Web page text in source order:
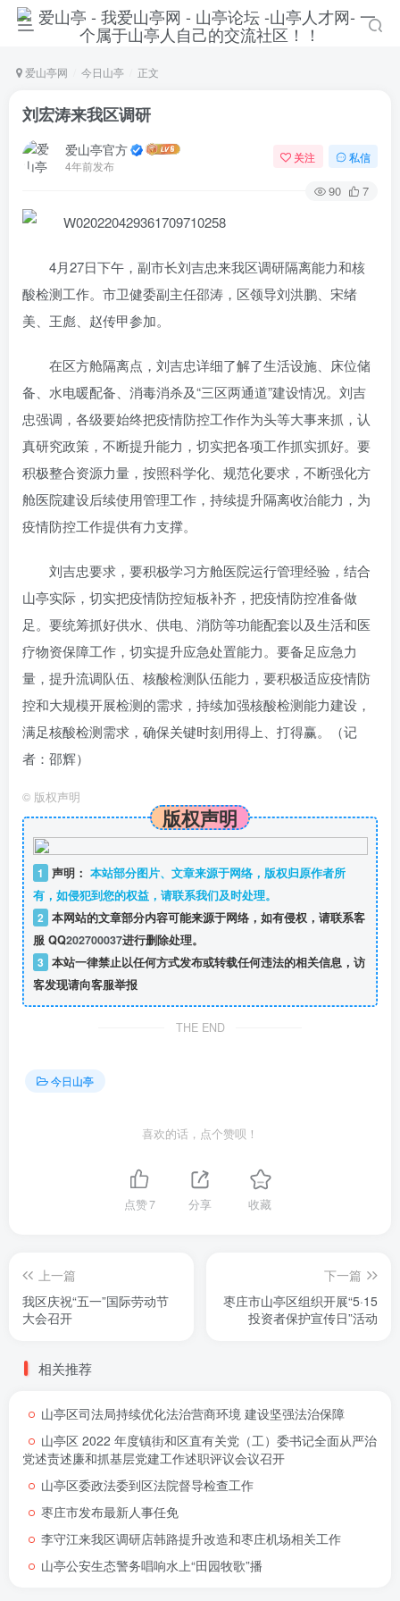
爱山亭网 今日山亭 正文
刘宏涛来我区调研
爱山亭官方
4年前发布
关注 私信
90 7
4月27日下午，副市长刘吉忠来我区调研隔离能力和核
酸检测工作。市卫健委副主任邵涛，区领导刘洪鹏、宋绪
美、王彪、赵传甲参加。
在区方舱隔离点，刘吉忠详细了解了生活设施、床位储
备、水电暖配备、消毒消杀及“三区两通道”建设情况。刘吉
忠强调，各级要始终把疫情防控工作作为头等大事来抓，认
真研究政策，不断提升能力，切实把各项工作抓实抓好。要
积极整合资源力量，按照科学化、规范化要求，不断强化方
舱医院建设后续使用管理工作，持续提升隔离收治能力，为
疫情防控工作提供有力支撑。
刘吉忠要求，要积极学习方舱医院运行管理经验，结合
山亭实际，切实把疫情防控短板补齐，把疫情防控准备做
足。要统筹抓好供水、供电、消防等功能配套以及生活和医
疗物资保障工作，切实提升应急处置能力。要备足应急力
量，提升流调队伍、核酸检测队伍能力，要积极适应疫情防
控和大规模开展检测的需求，持续加强核酸检测能力建设，
满足核酸检测需求，确保关键时刻用得上、打得赢。（记
者：邵辉）
© 版权声明
版权声明
1 声明： 本站部分图片、文章来源于网络，版权归原作者所
有，如侵犯到您的权益，请联系我们及时处理。
2 本网站的文章部分内容可能来源于网络，如有侵权，请联系客
服 QQ202700037进行删除处理。
3 本站一律禁止以任何方式发布或转载任何违法的相关信息，访
客发现请向客服举报
THE END
今日山亭
喜欢的话，点个赞呗！
点赞7 分享 收藏
上一篇
我区庆祝“五一”国际劳动节
大会召开
下一篇
枣庄市山亭区组织开展“5·15
投资者保护宣传日”活动
相关推荐
山亭区司法局持续优化法治营商环境 建设坚强法治保障
山亭区 2022 年度镇街和区直有关党（工）委书记全面从严治
党述责述廉和抓基层党建工作述职评议会议召开
山亭区委政法委到区法院督导检查工作
枣庄市发布最新人事任免
李守江来我区调研店韩路提升改造和枣庄机场相关工作
山亭公安生态警务唱响水上“田园牧歌”播